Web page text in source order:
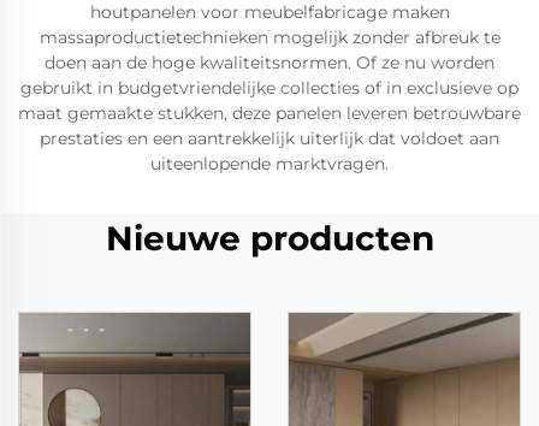
houtpanelen voor meubelfabricage maken
massaproductietechnieken mogelijk zonder afbreuk te
doen aan de hoge kwaliteitsnormen. Of ze nu worden
gebruikt in budgetvriendelijke collecties of in exclusieve op
maat gemaakte stukken, deze panelen leveren betrouwbare
prestaties en een aantrekkelijk uiterlijk dat voldoet aan
uiteenlopende marktvragen.
Nieuwe producten